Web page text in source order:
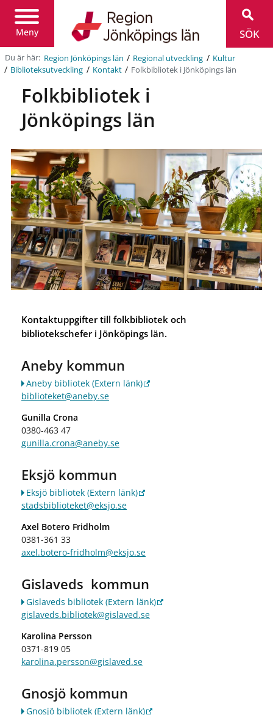
Meny
Jönköpings
län
SÖK
Du är här: Region Jönköpings län / Regional utveckling / Kultur
/ Biblioteksutveckling / Kontakt / Folkbibliotek i Jönköpings län
Folkbibliotek i
Jönköpings län
Kontaktuppgifter till folkbibliotek och
bibliotekschefer i Jönköpings län.
Aneby kommun
Aneby bibliotek(Extern länk)
biblioteket@aneby.se
Gunilla Crona
0380-463 47
gunilla.crona@aneby.se
Eksjö kommun
Eksjö bibliotek(Extern länk)
stadsbiblioteket@eksjo.se
Axel Botero Fridholm
0381-361 33
axel.botero-fridholm@eksjo.se
Gislaveds kommun
Gislaveds bibliotek(Extern länk)
gislaveds.bibliotek@gislaved.se
Karolina Persson
0371-819 05
karolina.persson@gislaved.se
Gnosjö kommun
Gnosjö bibliotek(Extern länk)